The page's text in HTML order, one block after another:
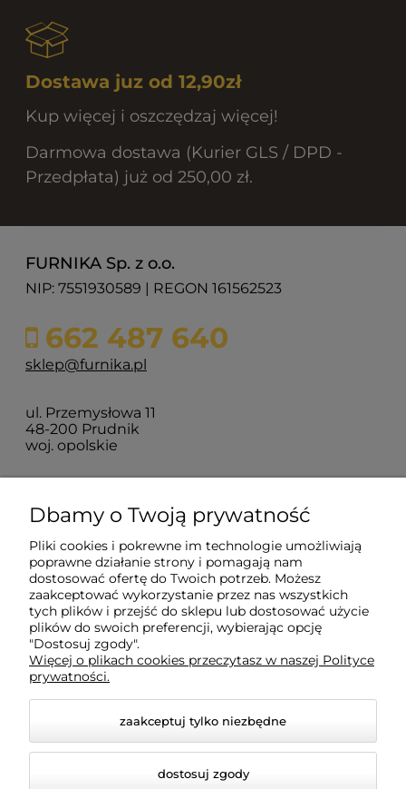
Dostawa juz od 12,90zł
Kup więcej i oszczędzaj więcej!
Darmowa dostawa (Kurier GLS / DPD -
Przedpłata) już od 250,00 zł.
FURNIKA Sp. z o.o.
NIP: 7551930589 | REGON 161562523
662 487 640
sklep@furnika.pl
ul. Przemysłowa 11
48-200 Prudnik
woj. opolskie
Zakupy
Pomoc
Moje konto
Informacje
Dbamy o Twoją prywatność
Pliki cookies i pokrewne im technologie umożliwiają
poprawne działanie strony i pomagają nam
dostosować ofertę do Twoich potrzeb. Możesz
zaakceptować wykorzystanie przez nas wszystkich
tych plików i przejść do sklepu lub dostosować użycie
plików do swoich preferencji, wybierając opcję
"Dostosuj zgody".
Więcej o plikach cookies przeczytasz w naszej Polityce
prywatności.
zaakceptuj tylko niezbędne
dostosuj zgody